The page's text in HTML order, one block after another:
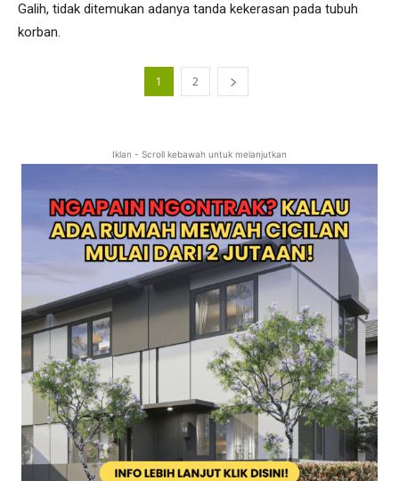
Galih, tidak ditemukan adanya tanda kekerasan pada tubuh
korban.
1 2
Iklan - Scroll kebawah untuk melanjutkan